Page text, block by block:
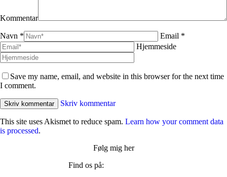
Kommentar
Navn *
Email *
Hjemmeside
Save my name, email, and website in this browser for the next time
I comment.
Skriv kommentar
This site uses Akismet to reduce spam. Learn how your comment data
is processed.
Følg mig her
Find os på: